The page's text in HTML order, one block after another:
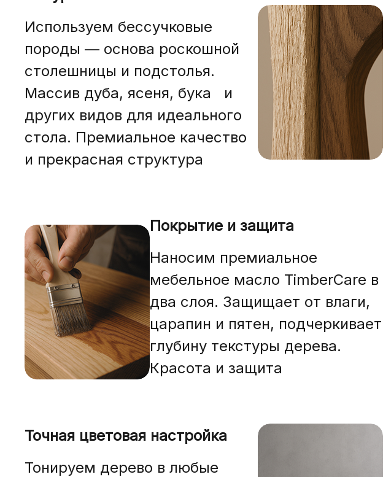
Используем бессучковые
породы — основа роскошной
столешницы и подстолья.
Массив дуба, ясеня, бука и
других видов для идеального
стола. Премиальное качество
и прекрасная структура
Покрытие и защита
Наносим премиальное
мебельное масло TimberCare в
два слоя. Защищает от влаги,
царапин и пятен, подчеркивает
глубину текстуры дерева.
Красота и защита
Точная цветовая настройка
Тонируем дерево в любые